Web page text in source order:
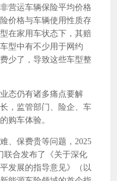
营运车辆保险平均价格
价格与车辆使用性质存
在家用车状态下，其赔
型中有不少用于网约
少了，导致这些车型整
态仍有诸多痛点要解
，监管部门、险企、车
购车体验。
保费贵等问题，2025
联合发布了《关于深化
发展的指导意见》（以